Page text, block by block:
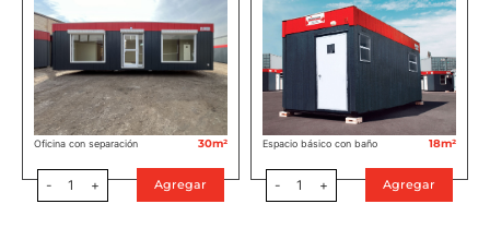
Oficina con separación 30m²
- 1 + Agregar
Espacio básico con baño 18m²
- 1 + Agregar